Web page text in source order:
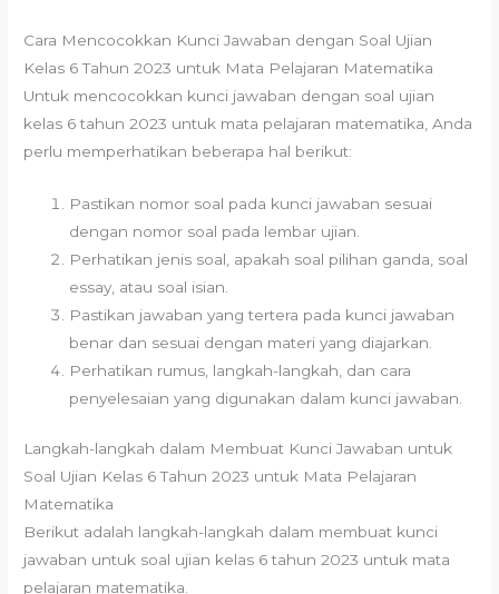
Cara Mencocokkan Kunci Jawaban dengan Soal Ujian
Kelas 6 Tahun 2023 untuk Mata Pelajaran Matematika
Untuk mencocokkan kunci jawaban dengan soal ujian
kelas 6 tahun 2023 untuk mata pelajaran matematika, Anda
perlu memperhatikan beberapa hal berikut:
Pastikan nomor soal pada kunci jawaban sesuai
dengan nomor soal pada lembar ujian.
Perhatikan jenis soal, apakah soal pilihan ganda, soal
essay, atau soal isian.
Pastikan jawaban yang tertera pada kunci jawaban
benar dan sesuai dengan materi yang diajarkan.
Perhatikan rumus, langkah-langkah, dan cara
penyelesaian yang digunakan dalam kunci jawaban.
Langkah-langkah dalam Membuat Kunci Jawaban untuk
Soal Ujian Kelas 6 Tahun 2023 untuk Mata Pelajaran
Matematika
Berikut adalah langkah-langkah dalam membuat kunci
jawaban untuk soal ujian kelas 6 tahun 2023 untuk mata
pelajaran matematika.